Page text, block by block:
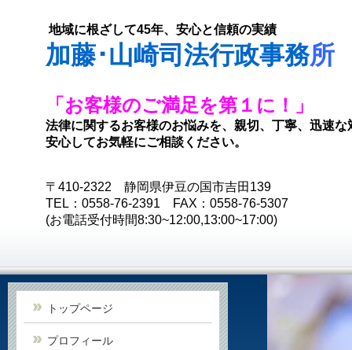
地域に根ざして45年、安心と信頼の実績
加藤･山崎司法行政事務所
「お客様のご満足を第１に！」
法律に関するお客様のお悩みを、親切、丁寧、迅速
安心してお気軽にご相談ください。
〒410-2322 静岡県伊豆の国市吉田139
TEL：0558-76-2391 FAX：0558-76-5307
(お電話受付時間8:30~12:00,13:00~17:00)
トップページ
プロフィール